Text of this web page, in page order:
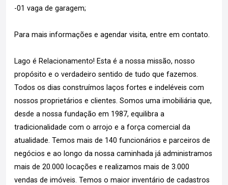
-01 vaga de garagem;
Para mais informações e agendar visita, entre em contato.
Lago é Relacionamento! Esta é a nossa missão, nosso
propósito e o verdadeiro sentido de tudo que fazemos.
Todos os dias construímos laços fortes e indeléveis com
nossos proprietários e clientes. Somos uma imobiliária que,
desde a nossa fundação em 1987, equilibra a
tradicionalidade com o arrojo e a força comercial da
atualidade. Temos mais de 140 funcionários e parceiros de
negócios e ao longo da nossa caminhada já administramos
mais de 20.000 locações e realizamos mais de 3.000
vendas de imóveis. Temos o maior inventário de cadastros